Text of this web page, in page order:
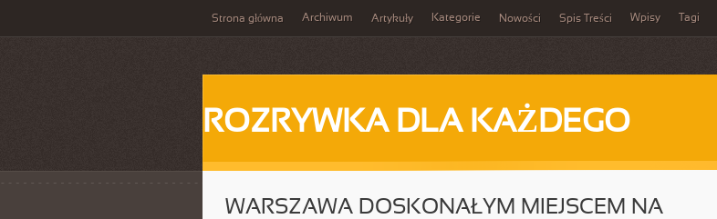
Strona główna Archiwum Artykuły Kategorie Nowości Spis Treści Wpisy Tagi
ROZRYWKA DLA KAŻDEGO
WARSZAWA DOSKONAŁYM MIEJSCEM NA